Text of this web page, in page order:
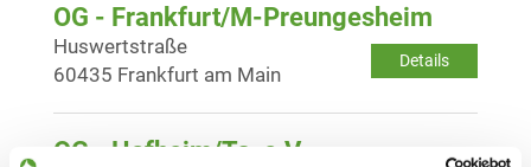
OG - Frankfurt/M-Preungesheim
Details
Huswertstraße
60435 Frankfurt am Main
OG - Hofheim/Ts. e.V.